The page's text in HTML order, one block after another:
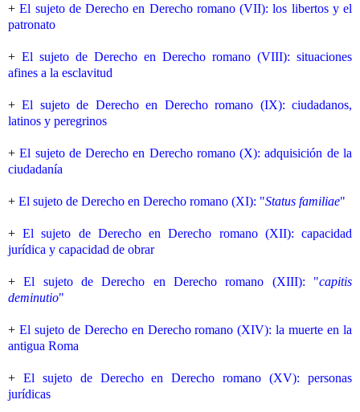
+El sujeto de Derecho en Derecho romano (VII): los libertos y el
patronato
+ El sujeto de Derecho en Derecho romano (VIII): situaciones
afines a la esclavitud
+El sujeto de Derecho en Derecho romano (IX): ciudadanos,
latinos y peregrinos
+El sujeto de Derecho en Derecho romano (X): adquisición de la
ciudadanía
+ El sujeto de Derecho en Derecho romano (XI): "Status familiae"
+El sujeto de Derecho en Derecho romano (XII): capacidad
jurídica y capacidad de obrar
+El sujeto de Derecho en Derecho romano (XIII): "capitis
deminutio"
+ El sujeto de Derecho en Derecho romano (XIV): la muerte en la
antigua Roma
+ El sujeto de Derecho en Derecho romano (XV): personas
jurídicas